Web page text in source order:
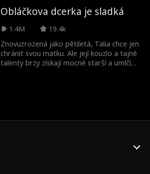
Adama změnila k horšímu. Adam se nejen
zapletl s mladší tenisovou hvězdou Miou
Sparks, ale chce, aby ji Lily také trénovala.
Přijme Lily tuto zradu a bude milovat
nevěrného muže, kterého už nepoznává,
nebo najde odvahu odejít a zachránit svůj
potenciál z dob dávno minulých?
Obláčkova dcerka je sladká
1.4M
19.4k
Znovuzrozená jako pětiletá, Talia chce jen
chránit svou matku. Ale její kouzlo a tajné
talenty brzy získají mocné starší a umlčí